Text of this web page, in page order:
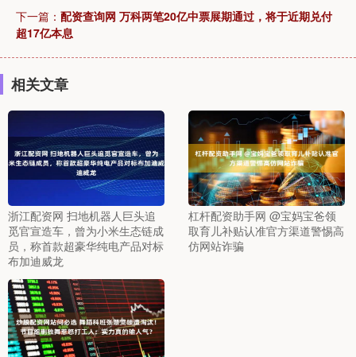
下一篇： 配资查询网 万科两笔20亿中票展期通过，将于近期兑付
超17亿本息
相关文章
浙江配资网 扫地机器人巨头追
觅官宣造车，曾为小米生态链成
员，称首款超豪华纯电产品对标
布加迪威龙
杠杆配资助手网 @宝妈宝爸领
取育儿补贴认准官方渠道警惕高
仿网站诈骗